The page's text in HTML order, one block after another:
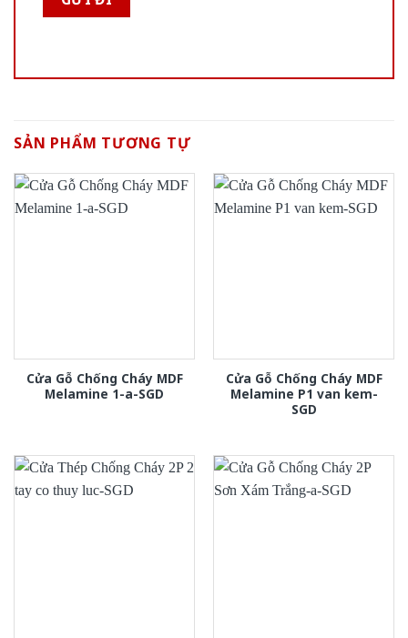
SẢN PHẨM TƯƠNG TỰ
Cửa Gỗ Chống Cháy MDF
Melamine 1-a-SGD
Cửa Gỗ Chống Cháy MDF
Melamine P1 van kem-
SGD